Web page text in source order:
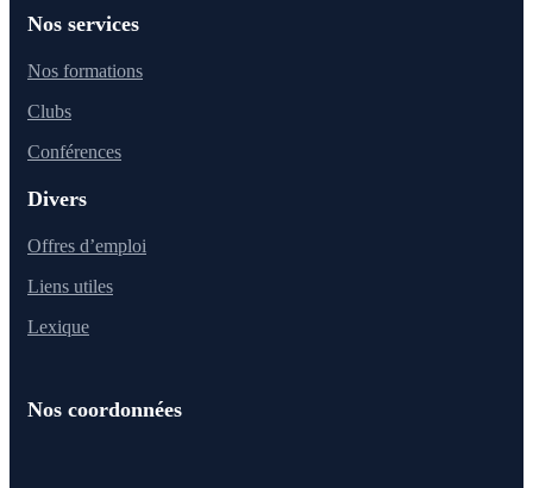
Nos services
Nos formations
Clubs
Conférences
Divers
Offres d’emploi
Liens utiles
Lexique
Nos coordonnées